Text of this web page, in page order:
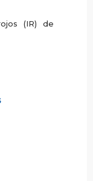
(IR) de